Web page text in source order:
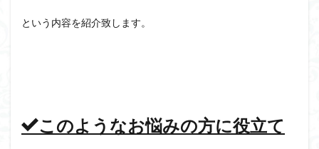
という内容を紹介致します。
このようなお悩みの方に役立て